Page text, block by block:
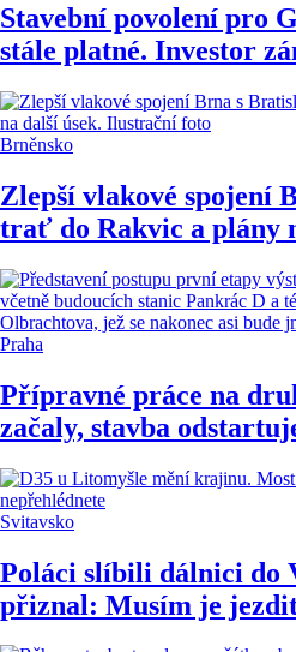
Stavební povolení pro
stále platné. Investor
Brněnsko
Zlepší vlakové spojení
trať do Rakvic a plány
Praha
Přípravné práce na
začaly, stavba
Svitavsko
Poláci slíbili dálnici do
přiznal: Musím je